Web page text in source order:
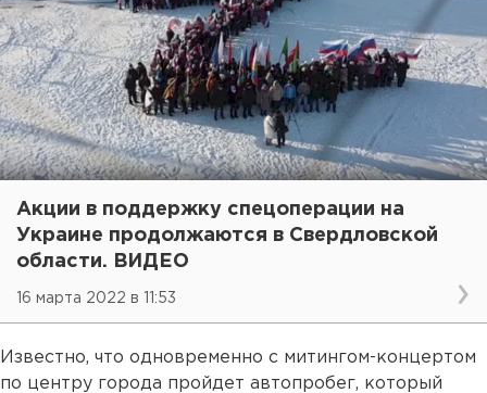
Акции в поддержку спецоперации на
Украине продолжаются в Свердловской
области. ВИДЕО
16 марта 2022 в 11:53
Известно, что одновременно с митингом-концертом
по центру города пройдет автопробег, который